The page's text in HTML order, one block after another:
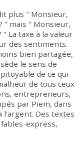
plus " Monsieur,
" mais " Monsieur,
La taxe à la valeur
des sentiments.
bien partagée,
le sens de
de ce qui
de tous ceux
entrepreneurs,
par Piem, dans
Des textes
express,